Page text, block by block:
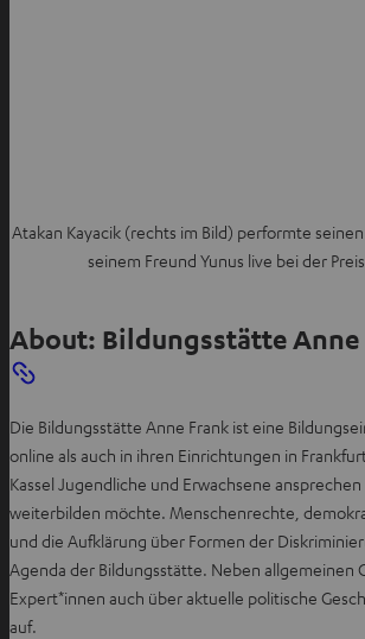
Atakan Kayacik (rechts im Bild) performte
seinem Freund Yunus live bei der
About: Bildungsstätte Anne
Die Bildungsstätte Anne Frank ist eine
online als auch in ihren Einrichtungen in
Kassel Jugendliche und Erwachsene
weiterbilden möchte. Menschenrechte,
und die Aufklärung über Formen der
Agenda der Bildungsstätte. Neben allgemeinen
Expert*innen auch über aktuelle politische
auf.